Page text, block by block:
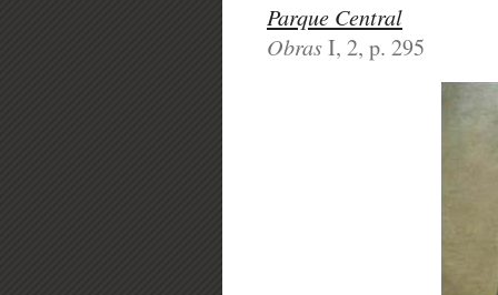
Parque Central
ObrasI, 2, p. 295